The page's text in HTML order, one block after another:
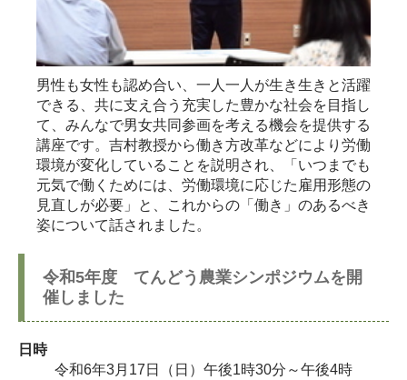
男性も女性も認め合い、一人一人が生き生きと活躍
できる、共に支え合う充実した豊かな社会を目指し
て、みんなで男女共同参画を考える機会を提供する
講座です。吉村教授から働き方改革などにより労働
環境が変化していることを説明され、「いつまでも
元気で働くためには、労働環境に応じた雇用形態の
見直しが必要」と、これからの「働き」のあるべき
姿について話されました。
令和5年度 てんどう農業シンポジウムを開
催しました
日時
令和6年3月17日（日）午後1時30分～午後4時